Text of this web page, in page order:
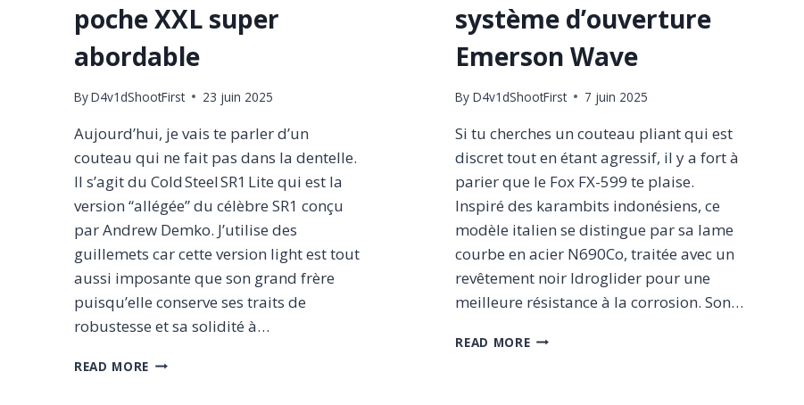
poche XXL super
abordable
ByD4v1dShootFirst 23 juin 2025
Aujourd’hui, je vais te parler d’un
couteau qui ne fait pas dans la dentelle.
Il s’agit du Cold Steel SR1 Lite qui est la
version “allégée” du célèbre SR1 conçu
par Andrew Demko. J’utilise des
guillemets car cette version light est tout
aussi imposante que son grand frère
puisqu’elle conserve ses traits de
robustesse et sa solidité à…
READ MORE COLD
système d’ouverture
Emerson Wave
By D4v1dShootFirst 7 juin 2025
Si tu cherches un couteau pliant qui est
discret tout en étant agressif, il y a fort à
parier que le Fox FX-599 te plaise.
Inspiré des karambits indonésiens, ce
modèle italien se distingue par sa lame
courbe en acier N690Co, traitée avec un
revêtement noir Idroglider pour une
meilleure résistance à la corrosion. Son…
READ MOREFOX